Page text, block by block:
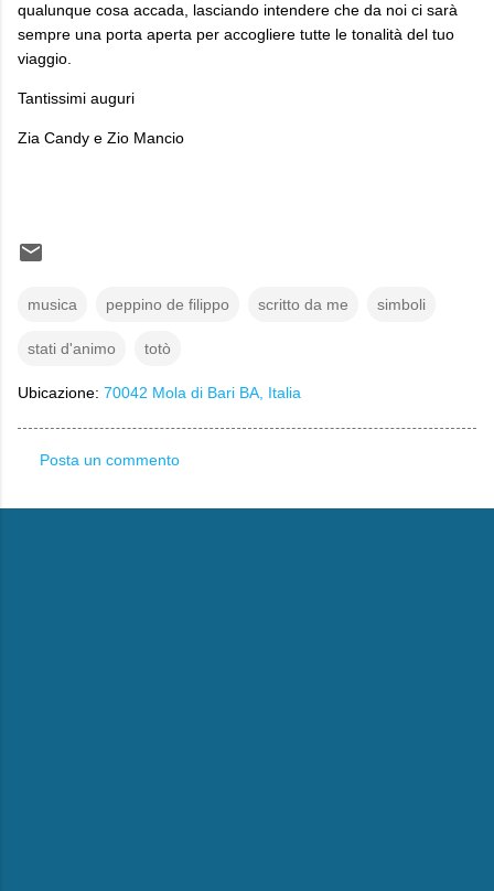
qualunque cosa accada, lasciando intendere che da noi ci sarà
sempre una porta aperta per accogliere tutte le tonalità del tuo
viaggio.
Tantissimi auguri
Zia Candy e Zio Mancio
musica peppino de filippo scritto da me simboli
stati d'animo totò
Ubicazione: 70042 Mola di Bari BA, Italia
o
Posta un commento